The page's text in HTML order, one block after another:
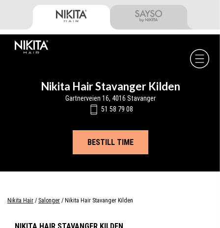
primary
navigation
main
content
footer
Nikita Hair Stavanger Kilden
Gartnerveien 16, 4016 Stavanger
51 58 79 08
BESTILL TIME
Nikita Hair / Salonger / Nikita Hair Stavanger Kilden